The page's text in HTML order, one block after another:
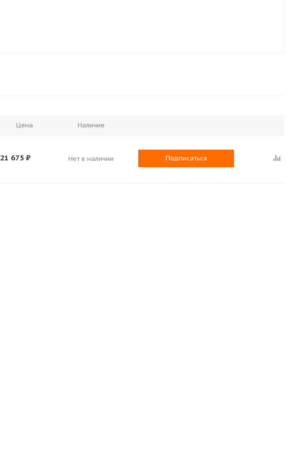
Цена Наличие
21 675 ₽ Нет в наличии Подписаться